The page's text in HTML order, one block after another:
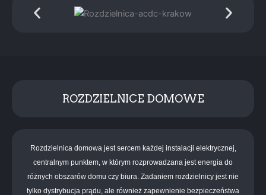
ROZDZIELNICE DOMOWE
Rozdzielnica domowa jest sercem każdej instalacji elektrycznej,
centralnym punktem, w którym rozprowadzana jest energia do
różnych obszarów domu czy biura. Zadaniem rozdzielnicy jest nie
tylko dystrybucja prądu, ale również zapewnienie bezpieczeństwa